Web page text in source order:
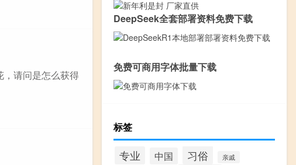
，请问是怎么获得
DeepSeek全套部署资料免费下载
免费可商用字体批量下载
标签
专业 中国 习俗 亲戚